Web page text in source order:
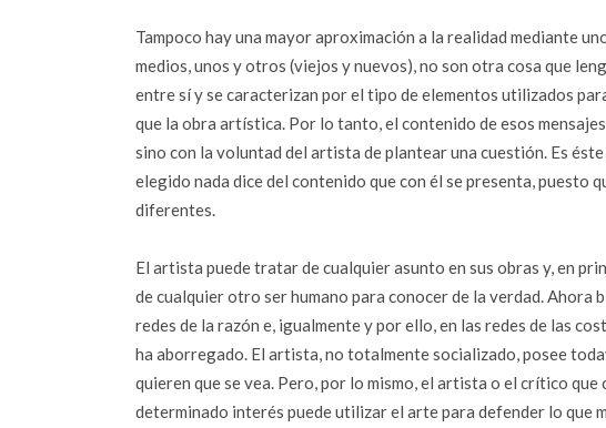
Tampoco hay una mayor aproximación a la realidad mediante
medios, unos y otros (viejos y nuevos), no son otra cosa que
entre sí y se caracterizan por el tipo de elementos utilizados
que la obra artística. Por lo tanto, el contenido de esos
sino con la voluntad del artista de plantear una cuestión. Es
elegido nada dice del contenido que con él se presenta, puesto
diferentes.
El artista puede tratar de cualquier asunto en sus obras y, en
de cualquier otro ser humano para conocer de la verdad. Ahora
redes de la razón e, igualmente y por ello, en las redes de las
ha aborregado. El artista, no totalmente socializado, posee
quieren que se vea. Pero, por lo mismo, el artista o el crítico que
determinado interés puede utilizar el arte para defender lo que